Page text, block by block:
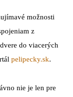
možnosti
z
do viacerých
pelipecky.sk.
nie je len pre